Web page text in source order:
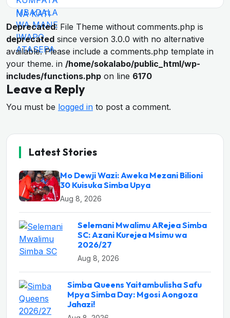
Deprecated: File Theme without comments.php is
deprecated since version 3.0.0 with no alternative
available. Please include a comments.php template in
your theme. in /home/sokalabo/public_html/wp-
includes/functions.php on line 6170
Leave a Reply
You must be logged in to post a comment.
Latest Stories
Mo Dewji Wazi: Aweka Mezani Bilioni
30 Kuisuka Simba Upya
Aug 8, 2026
Selemani Mwalimu ARejea Simba
SC: Azani Kurejea Msimu wa
2026/27
Aug 8, 2026
Simba Queens Yaitambulisha Safu
Mpya Simba Day: Mgosi Aongoza
Jahazi!